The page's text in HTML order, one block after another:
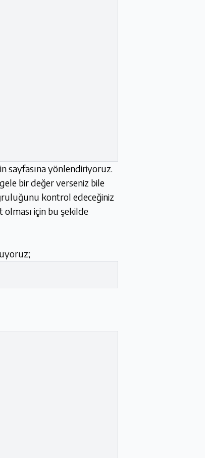
sayfasına yönlendiriyoruz.
bir değer verseniz bile
kontrol edeceğiniz
için bu şekilde